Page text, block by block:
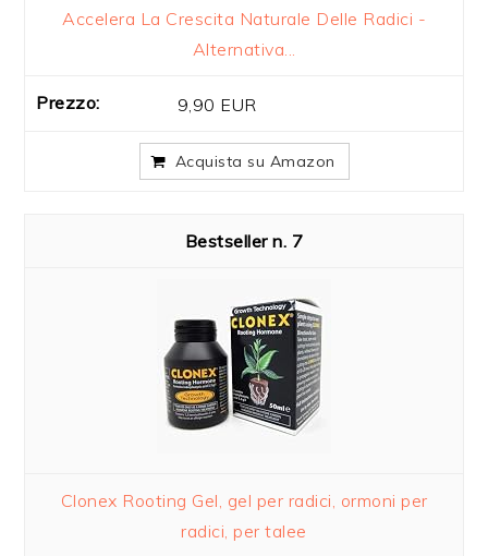
Accelera La Crescita Naturale Delle Radici -
Alternativa...
9,90 EUR
Acquista su Amazon
7
Clonex Rooting Gel, gel per radici, ormoni per
radici, per talee